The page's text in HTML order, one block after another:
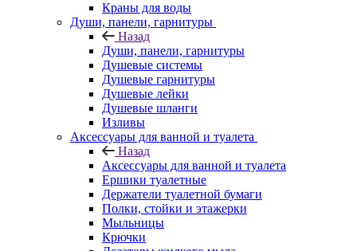
Краны для воды
Души, панели, гарнитуры
Назад
Души, панели, гарнитуры
Душевые системы
Душевые гарнитуры
Душевые лейки
Душевые шланги
Изливы
Аксессуары для ванной и туалета
Назад
Аксессуары для ванной и туалета
Ершики туалетные
Держатели туалетной бумаги
Полки, стойки и этажерки
Мыльницы
Крючки